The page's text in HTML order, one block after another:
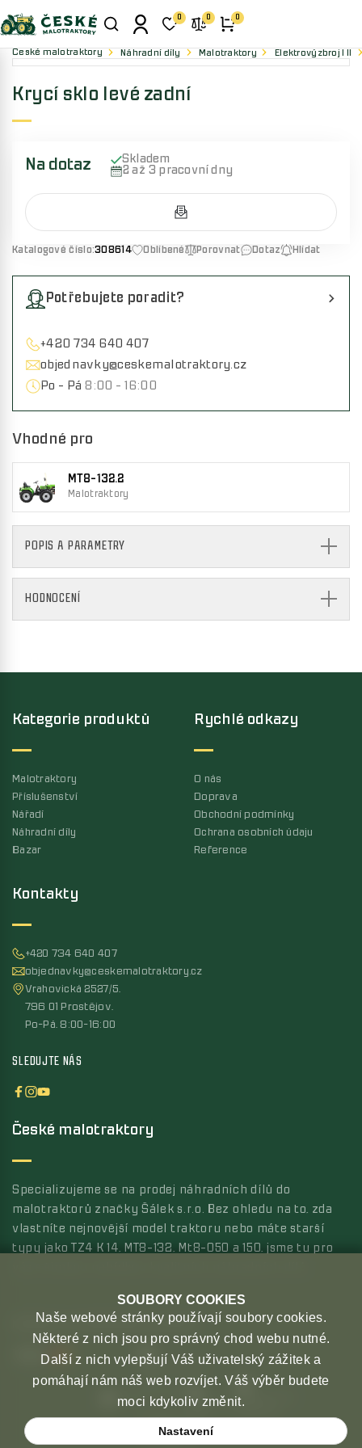
0 0 0
České malotraktory Náhradní díly Malotraktory Elektrovýzbroj I II
Krycí sklo levé zadní
Na dotaz
Skladem
2 až 3 pracovní dny
Katalogové číslo:308614 Oblíbené Porovnat Dotaz Hlídat
Potřebujete poradit?
+420 734 640 407
objednavky@ceskemalotraktory.cz
Po - Pá 8:00 - 16:00
Vhodné pro
MT8-132.2
Malotraktory
POPIS A PARAMETRY
HODNOCENÍ
Kontakty
+420 734 640 407
objednavky@ceskemalotraktory.cz
Vrahovická 2527/5,
796 01 Prostějov,
Po-Pá, 8:00-16:00
SLEDUJTE NÁS
Kategorie produktů
Malotraktory
Příslušenství
Nářadí
Náhradní díly
Bazar
Rychlé odkazy
O nás
Doprava
Obchodní podmínky
Ochrana osobních údaju
Reference
České malotraktory
Specializujeme se na prodej náhradních dílů do
malotraktorů značky Šálek s.r.o. Bez ohledu na to, zda
vlastníte nejnovější model traktoru nebo máte starší
typy jako TZ4 K 14, MT8-132, Mt8-050 a 150, jsme tu pro
MOŽNOSTI PLATBYMOŽNOSTI DOPRAVY
SOUBORY COOKIES
Naše webové stránky používají soubory cookies.
Některé z nich jsou pro správný chod webu nutné.
Další z nich vylepšují Váš uživatelský zážitek a
pomáhají nám náš web rozvíjet. Váš výběr budete
moci kdykoliv změnit.
Nastavení